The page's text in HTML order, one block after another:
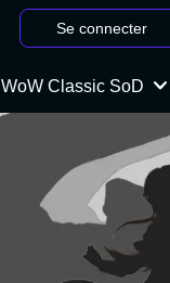
Se connecter
WoW Classic SoD